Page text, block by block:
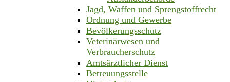
Jagd, Waffen und Sprengstoffrecht
Ordnung und Gewerbe
Bevölkerungsschutz
Veterinärwesen und
Verbraucherschutz
Amtsärztlicher Dienst
Betreuungsstelle